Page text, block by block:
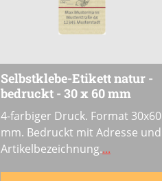
Selbstklebe-Etikett natur -
bedruckt - 30 x 60 mm
4-farbiger Druck. Format 30x60
mm. Bedruckt mit Adresse und
Artikelbezeichnung....